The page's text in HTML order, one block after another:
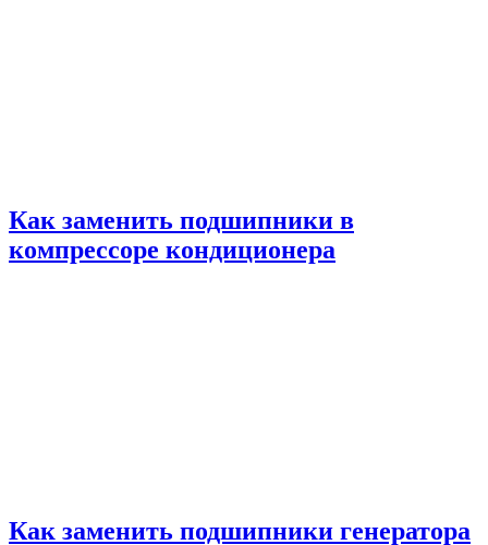
Как заменить подшипники в
компрессоре кондиционера
Как заменить подшипники генератора